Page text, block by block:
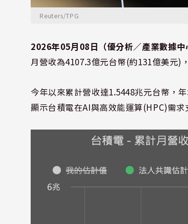
Reuters/TPG
2026年05月08日（優分析／產業數據中
月營收為4107.3億元台幣(約131億美元)
今年以來累計營收達1.5448兆元台幣，
顯示台積電在AI與高效能運算(HPC)需求